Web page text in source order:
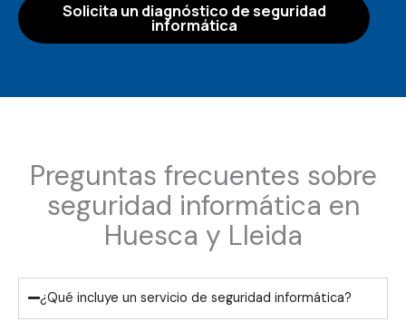
Solicita un diagnóstico de seguridad
informática
Preguntas frecuentes sobre
seguridad informática en
Huesca y Lleida
¿Qué incluye un servicio de seguridad informática?